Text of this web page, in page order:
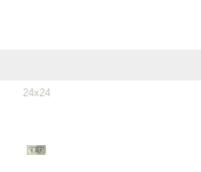
24x24